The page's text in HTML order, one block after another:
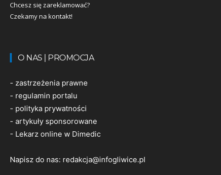
Chcesz się zareklamować?
Czekamy na kontakt!
O NAS | PROMOCJA
- zastrzeżenia prawne
- regulamin portalu
- polityka prywatności
- artykuły sponsorowane
- Lekarz online w Dimedic
Napisz do nas: redakcja@infogliwice.pl